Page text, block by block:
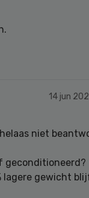
14 jun
niet
geconditioneerd?
lagere gewicht